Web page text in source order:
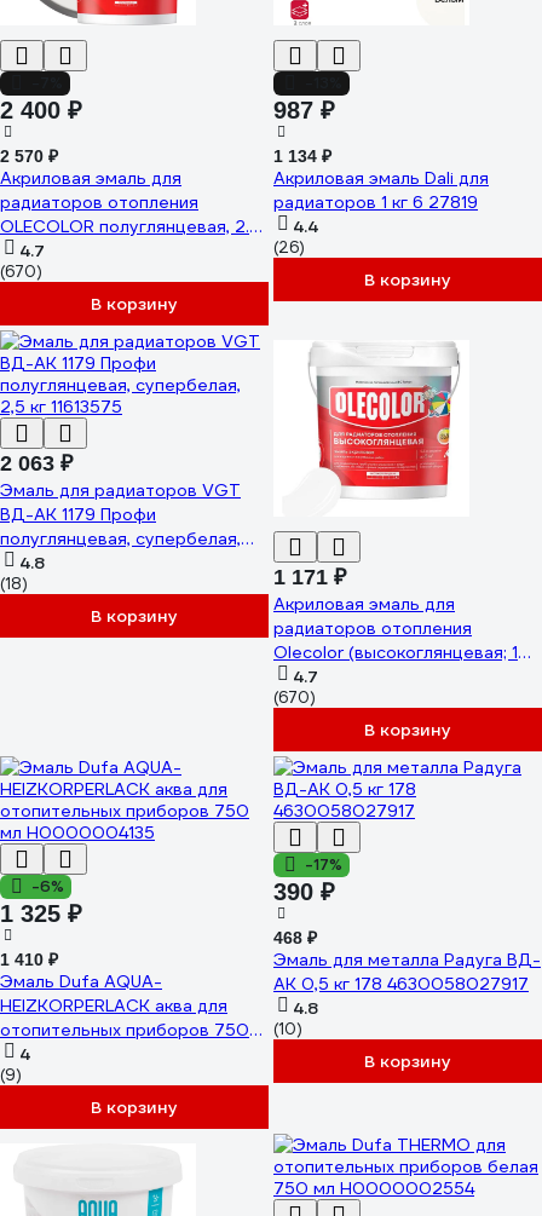
2 400 ₽
2 570 ₽
Акриловая эмаль для
радиаторов отопления
OLECOLOR полуглянцевая, 2.5
кг 4300007668
4.7
(670)
В корзину
987 ₽
1 134 ₽
Акриловая эмаль Dali для
радиаторов 1 кг 6 27819
4.4
(26)
В корзину
2 063 ₽
Эмаль для радиаторов VGT
ВД-АК 1179 Профи
полуглянцевая, супербелая,
2,5 кг 11613575
4.8
(18)
В корзину
1 171 ₽
Акриловая эмаль для
радиаторов отопления
Olecolor (высокоглянцевая; 1
кг) 4300011043
4.7
(670)
В корзину
-6%
1 325 ₽
1 410 ₽
Эмаль Dufa AQUA-
HEIZKORPERLACK аква для
отопительных приборов 750
мл Н0000004135
4
(9)
В корзину
-17%
390 ₽
468 ₽
Эмаль для металла Радуга ВД-
АК 0,5 кг 178 4630058027917
4.8
(10)
В корзину